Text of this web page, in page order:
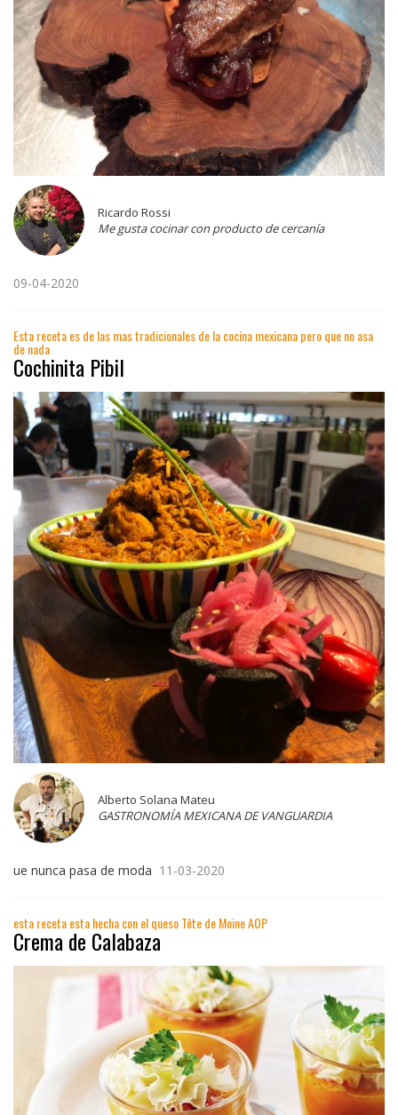
Ricardo Rossi
Me gusta cocinar con producto de cercanía
09-04-2020
Esta receta es de las mas tradicionales de la cocina mexicana pero que no asa
de nada
Cochinita Pibil
Alberto Solana Mateu
GASTRONOMÍA MEXICANA DE VANGUARDIA
ue nunca pasa de moda 11-03-2020
esta receta esta hecha con el queso Tête de Moine AOP
Crema de Calabaza